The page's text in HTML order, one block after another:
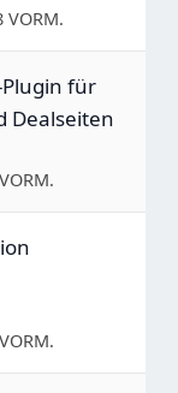
für
Dealseiten